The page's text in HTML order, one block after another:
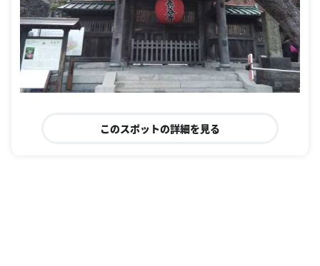
このスポットの詳細を見る